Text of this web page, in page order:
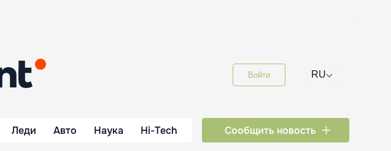
Войти RU⌵
Леди Авто Наука Hi-Tech Сообщить новость